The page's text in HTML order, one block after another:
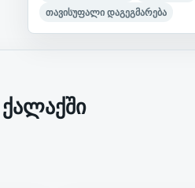
თავისუფალი დაგეგმარება
ქალაქში